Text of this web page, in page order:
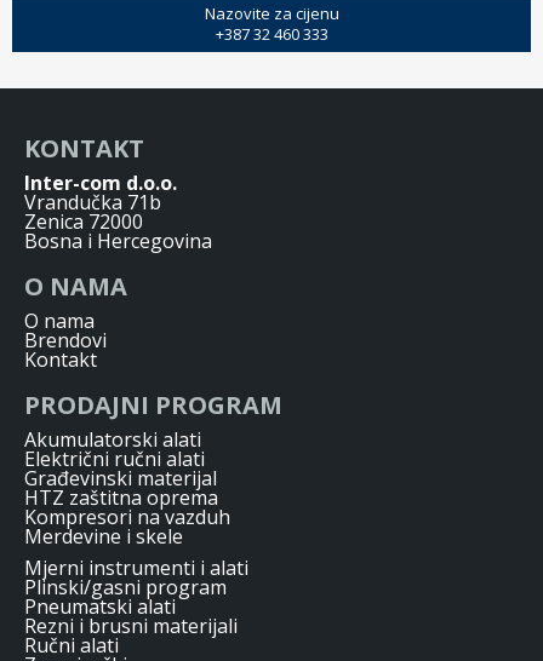
Nazovite za cijenu
+387 32 460 333
KONTAKT
Inter-com d.o.o.
Vrandučka 71b
Zenica 72000
Bosna i Hercegovina
O NAMA
O nama
Brendovi
Kontakt
PRODAJNI PROGRAM
Akumulatorski alati
Električni ručni alati
Građevinski materijal
HTZ zaštitna oprema
Kompresori na vazduh
Merdevine i skele
Mjerni instrumenti i alati
Plinski/gasni program
Pneumatski alati
Rezni i brusni materijali
Ručni alati